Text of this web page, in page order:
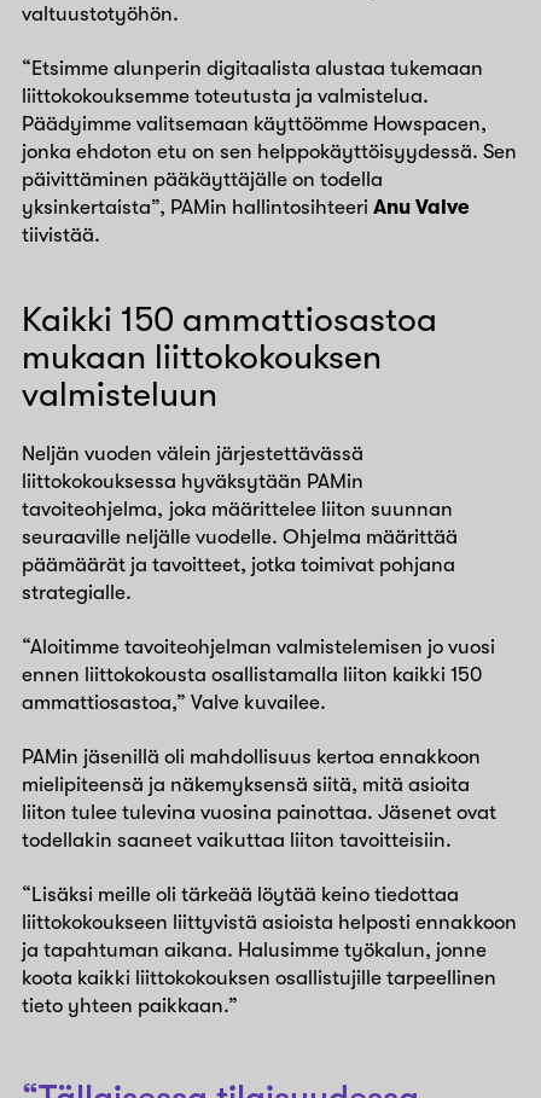
valtuustotyöhön.
“Etsimme alunperin digitaalista alustaa tukemaan
liittokokouksemme toteutusta ja valmistelua.
Päädyimme valitsemaan käyttöömme Howspacen,
jonka ehdoton etu on sen helppokäyttöisyydessä. Sen
päivittäminen pääkäyttäjälle on todella
yksinkertaista”, PAMin hallintosihteeriAnu Valve
tiivistää.
Kaikki 150 ammattiosastoa
mukaan liittokokouksen
valmisteluun
Neljän vuoden välein järjestettävässä
liittokokouksessa hyväksytään PAMin
tavoiteohjelma, joka määrittelee liiton suunnan
seuraaville neljälle vuodelle. Ohjelma määrittää
päämäärät ja tavoitteet, jotka toimivat pohjana
strategialle.
“Aloitimme tavoiteohjelman valmistelemisen jo vuosi
ennen liittokokousta osallistamalla liiton kaikki 150
ammattiosastoa,” Valve kuvailee.
PAMin jäsenillä oli mahdollisuus kertoa ennakkoon
mielipiteensä ja näkemyksensä siitä, mitä asioita
liiton tulee tulevina vuosina painottaa. Jäsenet ovat
todellakin saaneet vaikuttaa liiton tavoitteisiin.
“Lisäksi meille oli tärkeää löytää keino tiedottaa
liittokokoukseen liittyvistä asioista helposti ennakkoon
ja tapahtuman aikana. Halusimme työkalun, jonne
koota kaikki liittokokouksen osallistujille tarpeellinen
tieto yhteen paikkaan.”